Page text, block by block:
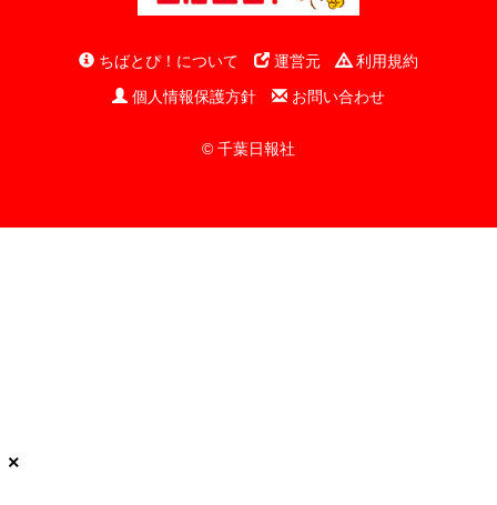
ちばとぴ！について 運営元
利用規約
個人情報保護方針
お問い合わせ
© 千葉日報社
×